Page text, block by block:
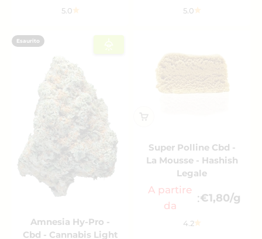
5.0 5.0
Esaurito
Amnesia Hy-Pro -
Cbd - Cannabis Light
Super Polline Cbd -
La Mousse - Hashish
Legale
A partire
da
:€1,80/g
4.2